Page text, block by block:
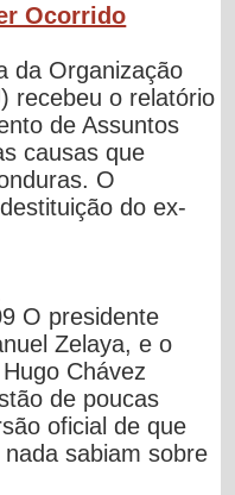
Ocorrido
da Organização
recebeu o relatório
de Assuntos
causas que
O
do ex-
O presidente
Zelaya, e o
Chávez
de poucas
oficial de que
sabiam sobre